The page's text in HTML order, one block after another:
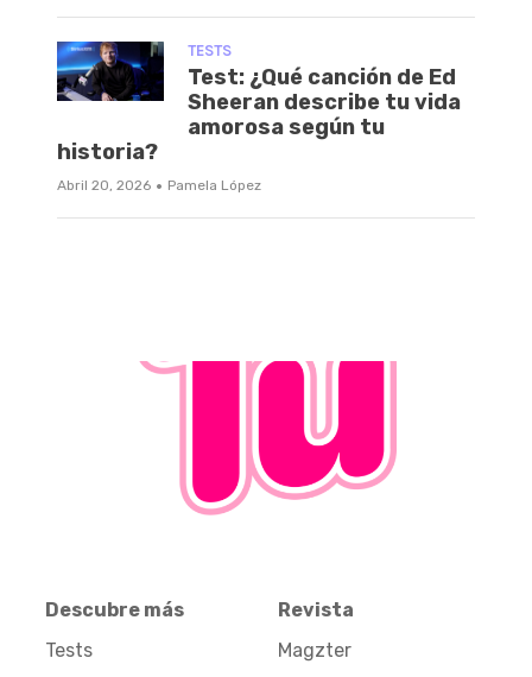
TESTS
Test: ¿Qué canción de Ed
Sheeran describe tu vida
amorosa según tu
historia?
Abril 20, 2026 · Pamela López
Descubre más
Tests
Revista
Magzter